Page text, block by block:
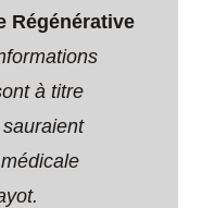
Régénérative
à titre